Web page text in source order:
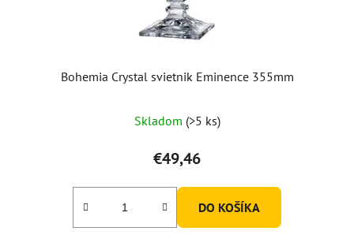
Bohemia Crystal svietnik Eminence 355mm
Skladom (>5 ks)
€49,46
DO KOŠÍKA